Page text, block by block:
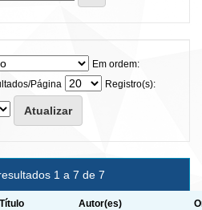
Em ordem:
Página
Registro(s):
1 a 7 de 7
Título Autor(es)